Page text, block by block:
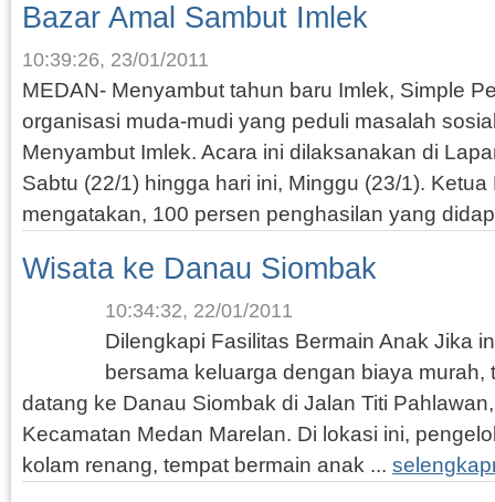
Bazar Amal Sambut Imlek
10:39:26, 23/01/2011
MEDAN- Menyambut tahun baru Imlek, Simple
organisasi muda-mudi yang peduli masalah
Menyambut Imlek. Acara ini dilaksanakan di
Sabtu (22/1) hingga hari ini, Minggu (23/1). Ketua
mengatakan, 100 persen penghasilan yang
Wisata ke Danau Siombak
10:34:32, 22/01/2011
Dilengkapi Fasilitas Bermain Anak Jika
bersama keluarga dengan biaya
datang ke Danau Siombak di Jalan Titi
Kecamatan Medan Marelan. Di lokasi ini,
kolam renang, tempat bermain anak ...